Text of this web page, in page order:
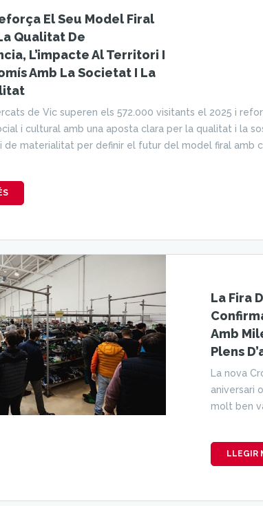
El Seu Model Firal
Qualitat De
L’impacte Al Territori I
Amb La Societat I La
de Vic superen els 572.000 visitants el 2025 i
i cultural amb una aposta clara per la qualitat i la
de materialitat per definir el futur del model firal amb
La Fira
Amb
Plens
La nova
aniversari
molt ben
LLEGIR